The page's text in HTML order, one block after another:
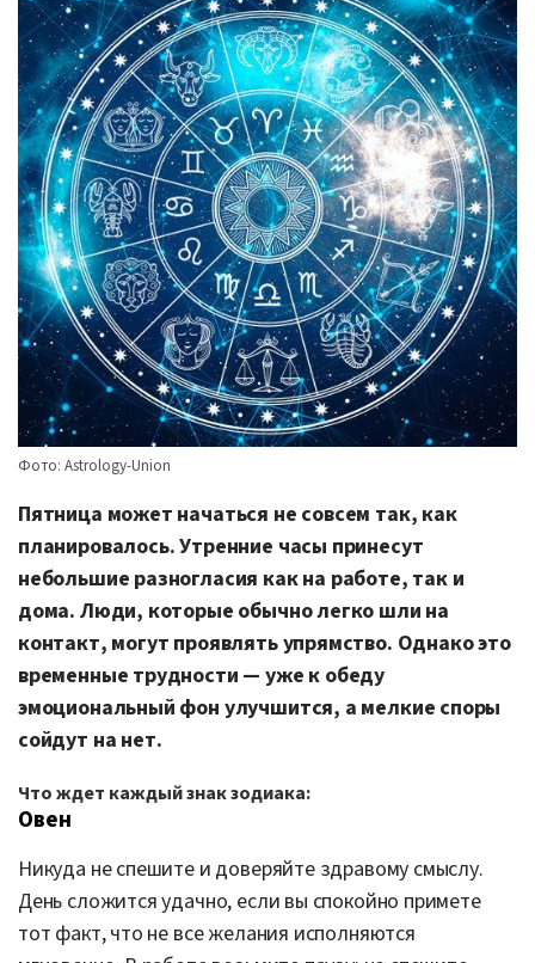
Фото: Astrology-Union
Пятница может начаться не совсем так, как
планировалось. Утренние часы принесут
небольшие разногласия как на работе, так и
дома. Люди, которые обычно легко шли на
контакт, могут проявлять упрямство. Однако это
временные трудности — уже к обеду
эмоциональный фон улучшится, а мелкие споры
сойдут на нет.
Что ждет каждый знак зодиака:
Овен
Никуда не спешите и доверяйте здравому смыслу.
День сложится удачно, если вы спокойно примете
тот факт, что не все желания исполняются